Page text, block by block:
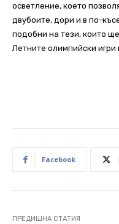
осветление, което
двубоите, дори и в по-
подобни на тези, които
Летните олимпийски игри
Facebook
ПРЕДИШНА СТАТИЯ